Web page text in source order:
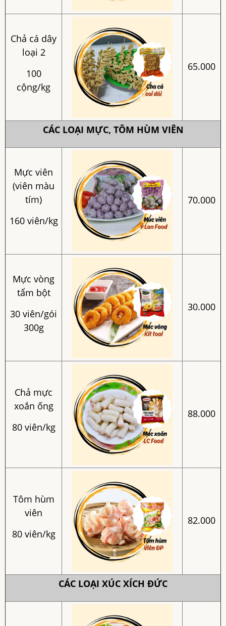
Chả cá dây
loại 2
100
cộng/kg
65.000
CÁC LOẠI MỰC, TÔM HÙM VIÊN
Mực viên
(viên màu
tím)
160 viên/kg
70.000
Mực vòng
tẩm bột
30 viên/gói
300g
30.000
Chả mực
xoắn ống
80 viên/kg
88.000
Tôm hùm
viên
80 viên/kg
82.000
CÁC LOẠI XÚC XÍCH ĐỨC